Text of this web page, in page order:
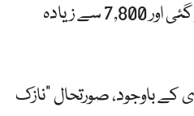
تعداد 2,500 سے زیادہ ہو گئی اور 7,800 سے زیادہ
باوجود، صورتحال "نازک